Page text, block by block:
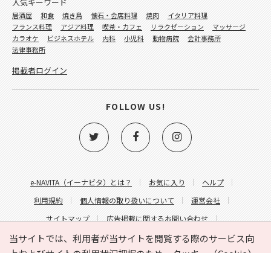
当サイトでは、利用者が当サイトを閲覧する際のサービス向
e-NAVITA（イーナビタ）とは？ お気に入り
ヘルプ
利用規約
個人情報の取り扱いについて
運営会社
サイトマップ
広告掲載に関するお問い合わせ
サイトの内容に関するお問い合わせ
居酒屋 和食 焼き鳥 懐石・会席料理 焼肉
イタリア料理
フランス料理
アジア料理 喫茶・カフェ リラクゼーション
マッサージ
カラオケ
ビジネスホテル 内科 小児科 動物病院
会計事務所
法律事務所
掲載者ログイン
FOLLOW US!